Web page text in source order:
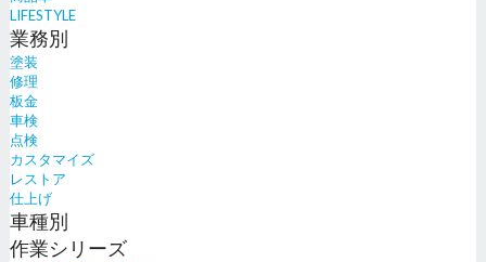
LIFESTYLE
業務別
塗装
修理
板金
車検
点検
カスタマイズ
レストア
仕上げ
車種別
作業シリーズ